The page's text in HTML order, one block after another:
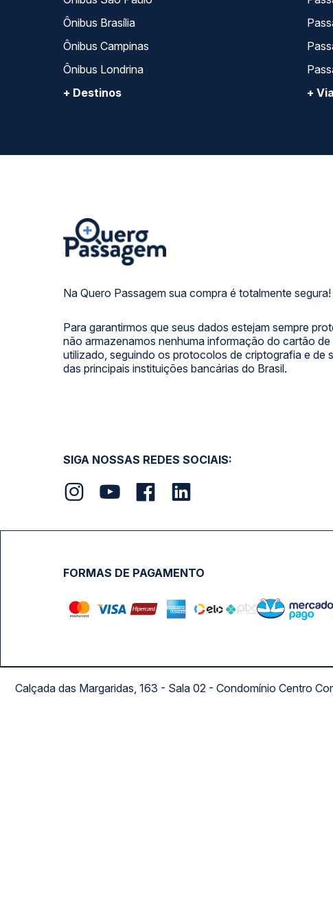
Ônibus Brasília
Ônibus Campinas
Ônibus Londrina
+ Destinos
+
Na Quero Passagem sua compra é totalmente segura!
Para garantirmos que seus dados estejam sempre
não armazenamos nenhuma informação do cartão de
utilizado, seguindo os protocolos de criptografia e de
das principais instituições bancárias do Brasil.
SIGA NOSSAS REDES SOCIAIS:
FORMAS DE PAGAMENTO
Calçada das Margaridas, 163 - Sala 02 - Condomínio Centro